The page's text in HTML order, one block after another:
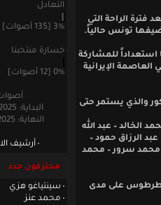
فترة الراحة التي
تونس حالياً.
استعداداً للمشاركة
الإيرانية
بالمعسكر المذكور والذي يستمر حتى
الخالد – عبد الله
الرزاق حمود –
محمد سرور – محمد
طرطوس على مدى
التعادل
3% [135 أصوات]
خسارة منتخبنا
0% [12 أصوات]
أصوات:
البداية: 22/09/2025 23:31
النهاية: 24/11/2025 20:50
أرشيف
محترفون جدد
سينتياغو هزي
محمد عنز